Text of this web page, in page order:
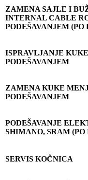
ZAMENA SAJLE I BU
INTERNAL CABLE
PODEŠAVANJEM (PO
ISPRAVLJANJE
PODEŠAVANJEM
ZAMENA KUKE
PODEŠAVANJEM
PODEŠAVANJE
SHIMANO, SRAM
SERVIS KOČNICA